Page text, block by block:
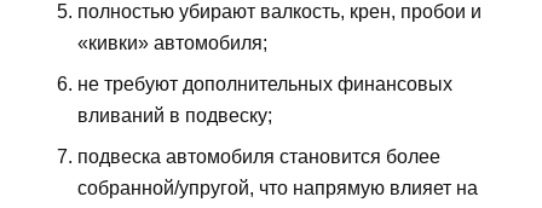
полностью убирают валкость, крен, пробои и
«кивки» автомобиля;
не требуют дополнительных финансовых
вливаний в подвеску;
подвеска автомобиля становится более
собранной/упругой, что напрямую влияет на